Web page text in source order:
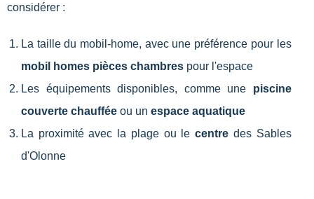
considérer :
La taille du mobil-home, avec une préférence pour les
mobil homes pièces chambres pour l'espace
Les équipements disponibles, comme une piscine
couverte chauffée ou un espace aquatique
La proximité avec la plage ou lecentre des Sables
d'Olonne